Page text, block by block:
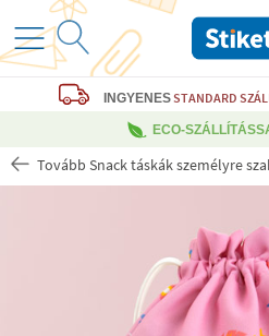
INGYENESSTANDARD
ECO-
Tovább Snack táskák személyre